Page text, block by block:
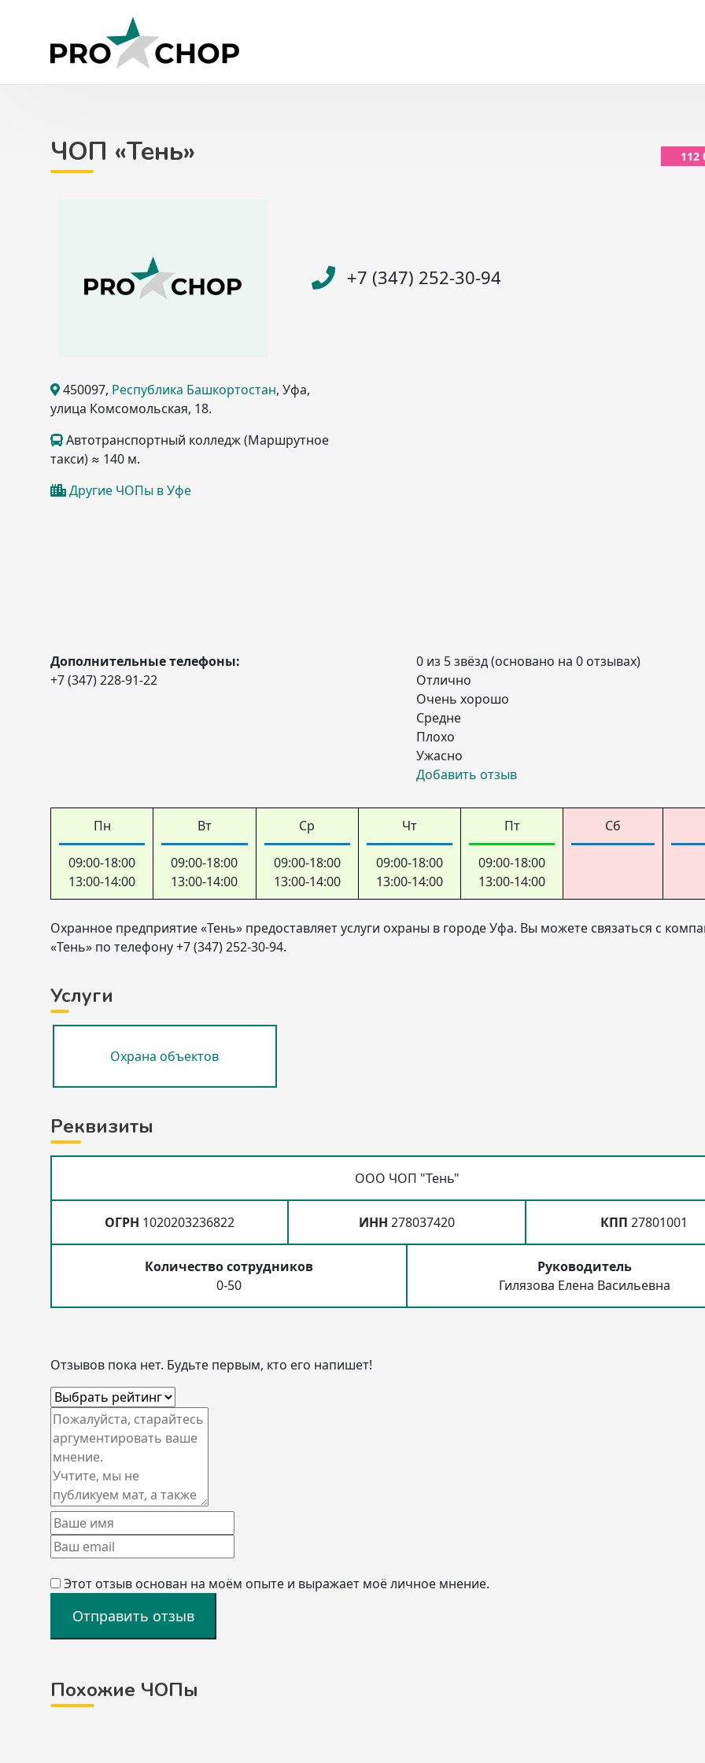
ЧОП «Тень» 112
+7 (347) 252-30-94
450097, Республика Башкортостан, Уфа,
улица Комсомольская, 18.
Автотранспортный колледж (Маршрутное
такси) ≈ 140 м.
Другие ЧОПы в Уфе
Дополнительные телефоны:
+7 (347) 228-91-22
0 из 5 звёзд (основано на 0 отзывах)
Отлично
Очень хорошо
Средне
Плохо
Ужасно
Добавить отзыв
Пн
09:00-18:00
13:00-14:00
Вт
09:00-18:00
13:00-14:00
Ср
09:00-18:00
13:00-14:00
Чт
09:00-18:00
13:00-14:00
Пт
09:00-18:00
13:00-14:00
Сб
Охранное предприятие «Тень» предоставляет услуги охраны в городе Уфа. Вы можете связаться с
«Тень» по телефону +7 (347) 252-30-94.
Услуги
Охрана объектов
Реквизиты
ООО ЧОП "Тень"
ОГРН 1020203236822 ИНН 278037420 КПП 27801001
Количество сотрудников
0-50
Руководитель
Гилязова Елена Васильевна
Отзывов пока нет. Будьте первым, кто его напишет!
Этот отзыв основан на моём опыте и выражает моё личное мнение.
Отправить отзыв
Похожие ЧОПы